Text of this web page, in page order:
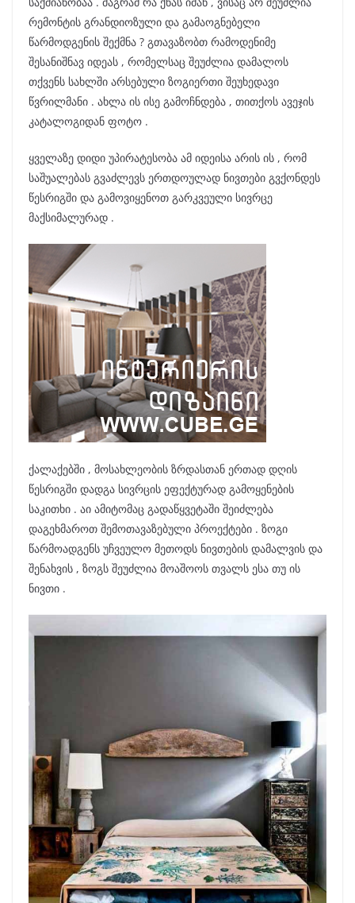
რემონტის გრანდიოზული და გამაოგნებელი
წარმოდგენის შექმნა ? გთავაზობთ რამოდენიმე
შესანიშნავ იდეას , რომელსაც შეუძლია დამალოს
თქვენს სახლში არსებული ზოგიერთი შეუხედავი
წვრილმანი . ახლა ის ისე გამოჩნდება , თითქოს ავეჯის
კატალოგიდან ფოტო .
ყველაზე დიდი უპირატესობა ამ იდეისა არის ის , რომ
საშუალებას გვაძლევს ერთდოულად ნივთები გვქონდეს
წესრიგში და გამოვიყენოთ გარკვეული სივრცე
მაქსიმალურად .
ქალაქებში , მოსახლეობის ზრდასთან ერთად დღის
წესრიგში დადგა სივრცის ეფექტურად გამოყენების
საკითხი . აი ამიტომაც გადაწყვეტაში შეიძლება
დაგეხმაროთ შემოთავაზებული პროექტები . ზოგი
წარმოადგენს უჩვეულო მეთოდს ნივთების დამალვის და
შენახვის , ზოგს შეუძლია მოაშოოს თვალს ესა თუ ის
ნივთი .